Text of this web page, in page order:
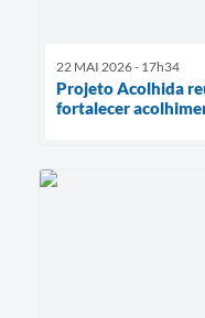
22 MAI 2026 - 17h34
Projeto Acolhida
fortalecer